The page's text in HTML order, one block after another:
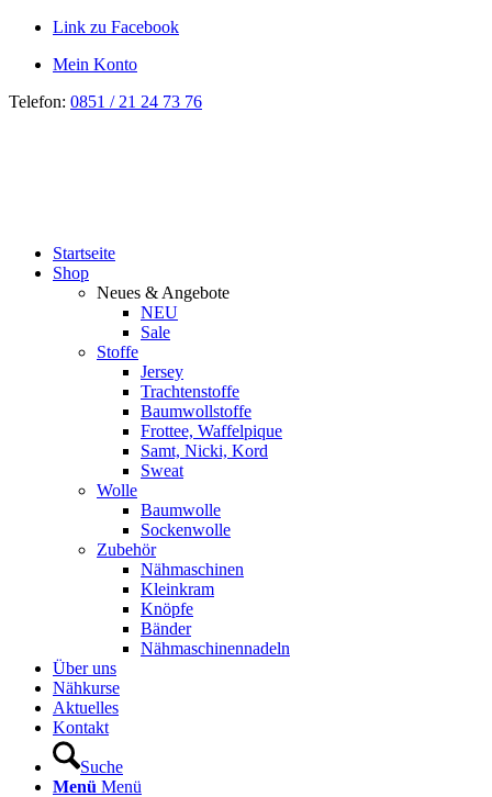
Link zu Facebook
Mein Konto
Telefon: 0851 / 21 24 73 76
Startseite
Shop
Neues & Angebote
NEU
Sale
Stoffe
Jersey
Trachtenstoffe
Baumwollstoffe
Frottee, Waffelpique
Samt, Nicki, Kord
Sweat
Wolle
Baumwolle
Sockenwolle
Zubehör
Nähmaschinen
Kleinkram
Knöpfe
Bänder
Nähmaschinennadeln
Über uns
Nähkurse
Aktuelles
Kontakt
Suche
Menü Menü